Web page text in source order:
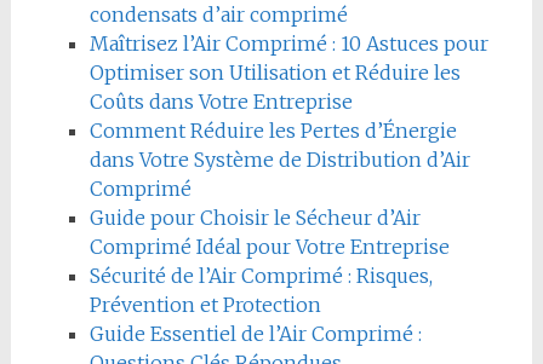
condensats d’air comprimé
Maîtrisez l’Air Comprimé : 10 Astuces pour
Optimiser son Utilisation et Réduire les
Coûts dans Votre Entreprise
Comment Réduire les Pertes d’Énergie
dans Votre Système de Distribution d’Air
Comprimé
Guide pour Choisir le Sécheur d’Air
Comprimé Idéal pour Votre Entreprise
Sécurité de l’Air Comprimé : Risques,
Prévention et Protection
Guide Essentiel de l’Air Comprimé :